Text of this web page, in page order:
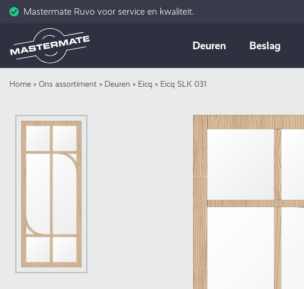
Mastermate Ruvo voor service en kwaliteit.
content
Deuren Beslag
Home » Ons assortiment » Deuren » Eicq » Eicq SLK 031